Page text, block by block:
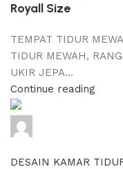
Royall Size
TEMPAT TIDUR
TIDUR MEWAH,
UKIR JEPA...
Continue reading
DESAIN KAMAR